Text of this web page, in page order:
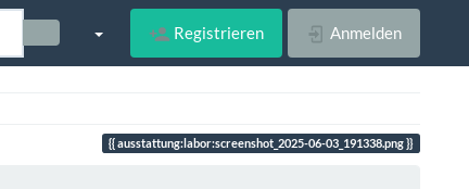
Registrieren Anmelden
ausstattung:labor:screenshot_2025-06-03_191338.png